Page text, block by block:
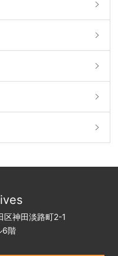
神田淡路町2-1
6階